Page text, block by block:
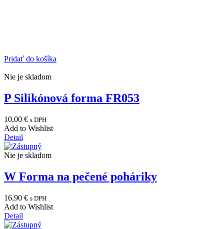
Pridať do košíka
Nie je skladom
P Silikónová forma FR053
10,00 € s DPH
Add to Wishlist
Detail
Nie je skladom
W Forma na pečené poháriky
16,90 € s DPH
Add to Wishlist
Detail